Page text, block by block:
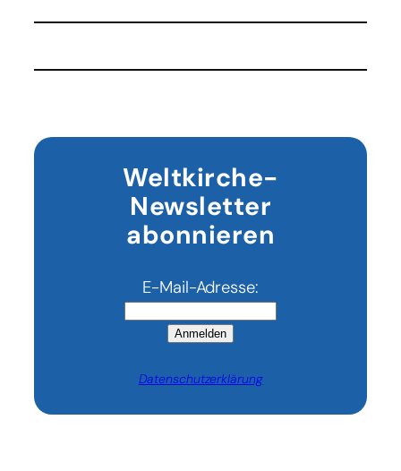
Hilfswerk
Euro
Weltkirche-
Newsletter
abonnieren
E-Mail-Adresse:
Anmelden
Datenschutzerklärung